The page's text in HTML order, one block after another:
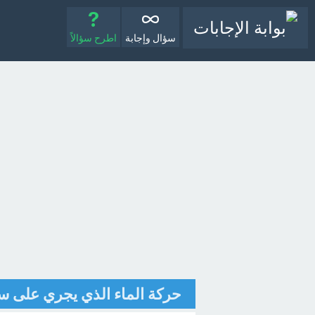
سؤال وإجابة اطرح سؤالاً
حركة الماء الذي يجري